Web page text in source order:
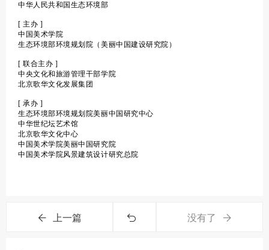
中华人民共和国生态环境部
[ 主办 ]
中国美术学院
生态环境部环境规划院（美丽中国建设研究院）
[ 联合主办 ]
中央文化和旅游管理干部学院
北京歌华文化发展集团
[ 承办 ]
生态环境部环境规划院美丽中国研究中心
中华世纪坛艺术馆
北京歌华文化中心
中国美术学院美丽中国研究院
中国美术学院风景建筑设计研究总院
上一篇 没有了